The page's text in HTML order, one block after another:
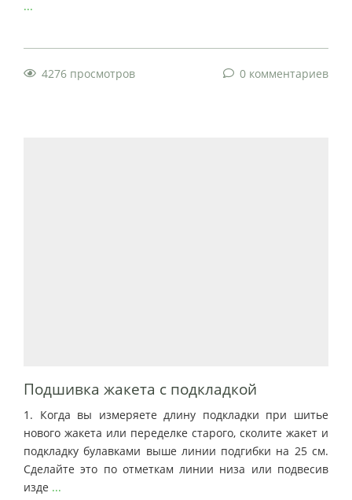
...
4276 просмотров 0 комментариев
Подшивка жакета с подкладкой
1. Когда вы измеряете длину подкладки при шитье
нового жакета или переделке старого, сколите жакет и
подкладку булавками выше линии подгибки на 25 см.
Сделайте это по отметкам линии низа или подвесив
изде ...